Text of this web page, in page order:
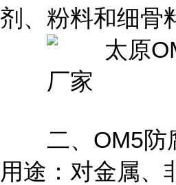
剂、粉料和细骨
二、OM5防
用途：对金属、